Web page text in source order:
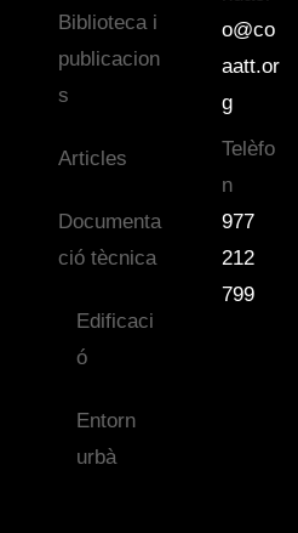
Biblioteca i
publicacion
s
Articles
Documenta
ció tècnica
Edificaci
ó
Entorn
urbà
o@co
aatt.or
g
Telèfo
n
977
212
799